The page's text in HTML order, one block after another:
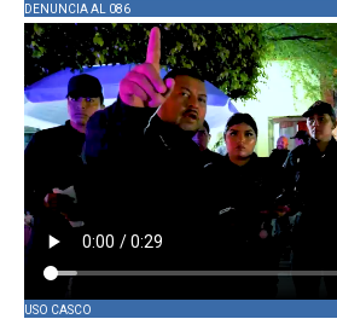
DENUNCIA AL 086
USO CASCO